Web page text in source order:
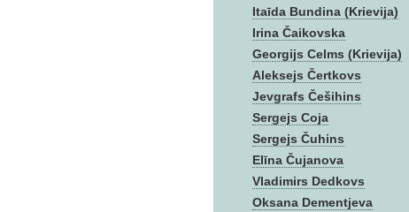
Itaīda Bundina (Krievija)
Irina Čaikovska
Georgijs Celms (Krievija)
Aleksejs Čertkovs
Jevgrafs Češihins
Sergejs Coja
Sergejs Čuhins
Elīna Čujanova
Vladimirs Dedkovs
Oksana Dementjeva